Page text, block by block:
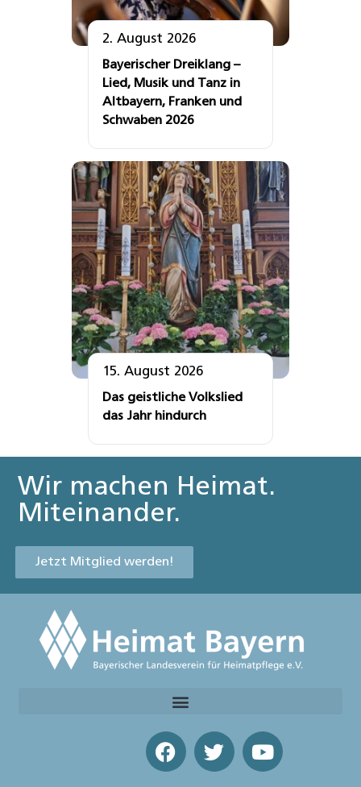
2. August 2026
Bayerischer Dreiklang –
Lied, Musik und Tanz in
Altbayern, Franken und
Schwaben 2026
15. August 2026
Das geistliche Volkslied
das Jahr hindurch
Wir machen Heimat.
Miteinander.
Jetzt Mitglied werden!